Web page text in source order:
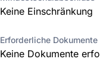
Keine Einschränkung
Erforderliche Dokumente
Keine Dokumente